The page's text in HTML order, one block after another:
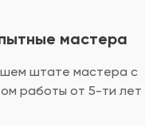
мастера
штате мастера с
работы от 5-ти лет